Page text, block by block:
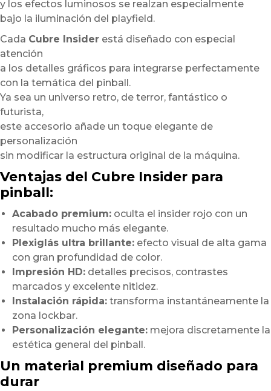
y los efectos luminosos se realzan especialmente
bajo la iluminación del playfield.
Cada Cubre Insider está diseñado con especial
atención
a los detalles gráficos para integrarse perfectamente
con la temática del pinball.
Ya sea un universo retro, de terror, fantástico o
futurista,
este accesorio añade un toque elegante de
personalización
sin modificar la estructura original de la máquina.
Ventajas del Cubre Insider para
pinball:
Acabado premium: oculta el insider rojo con un
resultado mucho más elegante.
Plexiglás ultra brillante: efecto visual de alta gama
con gran profundidad de color.
Impresión HD: detalles precisos, contrastes
marcados y excelente nitidez.
Instalación rápida: transforma instantáneamente la
zona lockbar.
Personalización elegante: mejora discretamente la
estética general del pinball.
Un material premium diseñado para
durar